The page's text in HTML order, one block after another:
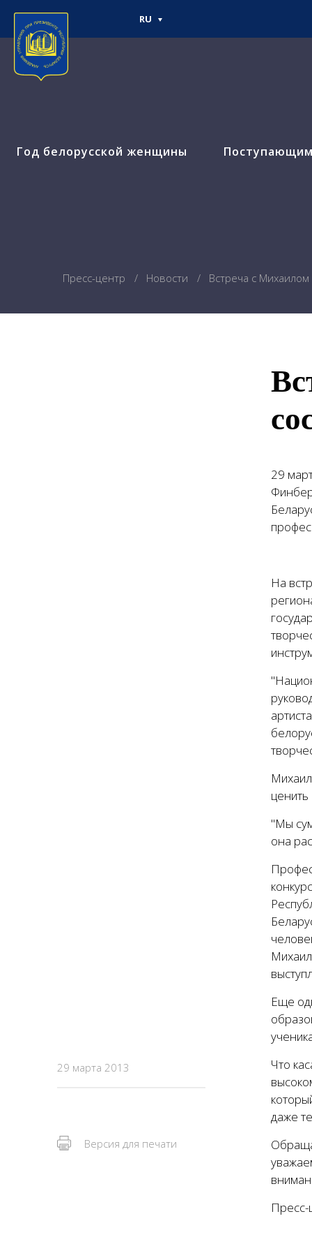
Год белорусской женщины
RU
Пресс-центр Новости Встреча с
29 марта 2013
Версия для печати
29
На
"Мы
она
Еще
Что
даже
Пресс-